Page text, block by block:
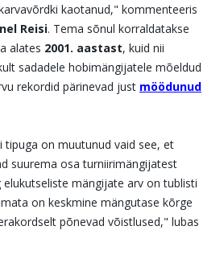
kaotanud," kommenteeris
Reisi. Tema sõnul korraldatakse
alates 2001. aastast, kuid nii
sadadele hobimängijatele mõeldud
rekordid pärinevad just möödunud
tipuga on muutunud vaid see, et
suurema osa turniirimängijatest
mängijate arv on tublisti
on keskmine mängutase kõrge
põnevad võistlused," lubas